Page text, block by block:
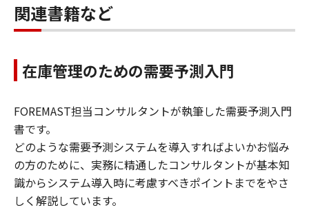
関連書籍など
在庫管理のための需要予測入門
FOREMAST担当コンサルタントが執筆した需要予測入門
書です。
どのような需要予測システムを導入すればよいかお悩み
の方のために、実務に精通したコンサルタントが基本知
識からシステム導入時に考慮すべきポイントまでをやさ
しく解説しています。